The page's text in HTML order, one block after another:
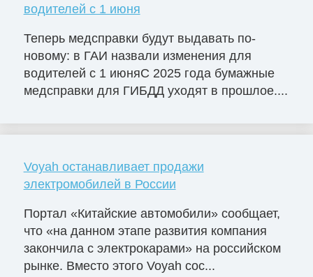
водителей с 1 июня
Теперь медсправки будут выдавать по-
новому: в ГАИ назвали изменения для
водителей с 1 июняС 2025 года бумажные
медсправки для ГИБДД уходят в прошлое....
Voyah останавливает продажи
электромобилей в России
Портал «Китайские автомобили» сообщает,
что «на данном этапе развития компания
закончила с электрокарами» на российском
рынке. Вместо этого Voyah сос...